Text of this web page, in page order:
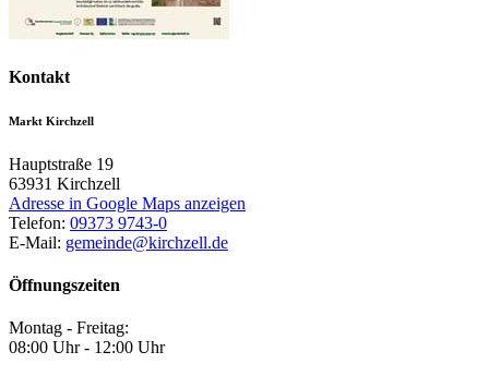
Kontakt
Markt Kirchzell
Hauptstraße 19
63931 Kirchzell
Adresse in Google Maps anzeigen
Telefon: 09373 9743-0
E-Mail: gemeinde@kirchzell.de
Öffnungszeiten
Montag - Freitag:
08:00 Uhr - 12:00 Uhr